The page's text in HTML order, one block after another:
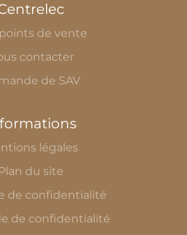
de vente
contacter
de SAV
légales
Plan du site
de confidentialité
de confidentialité